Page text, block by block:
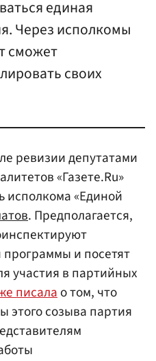
единая
Через исполкомы
сможет
своих
ревизии депутатами
«Газете.Ru»
исполкома «Единой
. Предполагается,
и посетят
участия в партийных
писалао том, что
этого созыва партия